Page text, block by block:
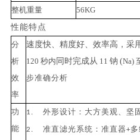
整机重量
56KG
性能特 点
分
析
效
率
速度快、精度好、效率高，采
120 秒内 同时完成从 11 钠 (Na)
步准确分析
功
能
1. 外形设计：大方美观、坚
2 准直滤光系统：准直器+多